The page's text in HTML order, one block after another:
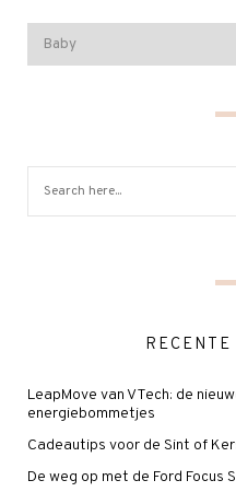
LeapMove van VTech: de
energiebommetjes
Cadeautips voor de Sint of
De weg op met de Ford Focus